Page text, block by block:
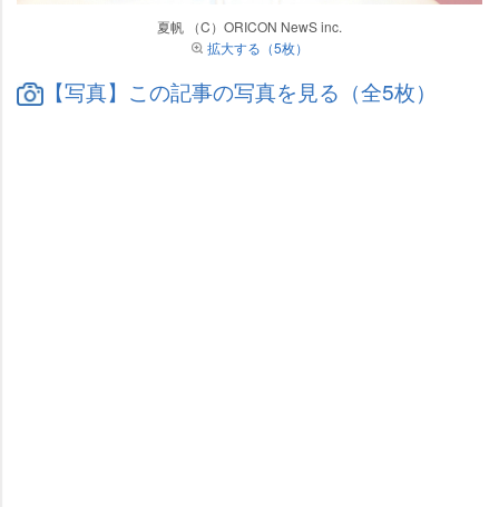
夏帆 （C）ORICON NewS inc.
拡大する（5枚）
【写真】この記事の写真を見る（全5枚）